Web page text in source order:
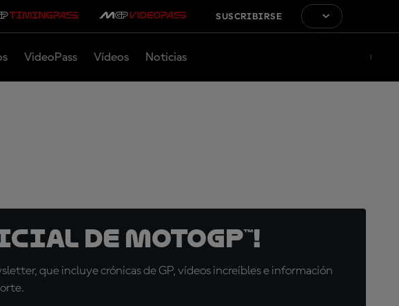
SUSCRIBIRSE
VideoPass Vídeos Noticias
de MotoGP™!
que incluye crónicas de GP, vídeos increíbles e información